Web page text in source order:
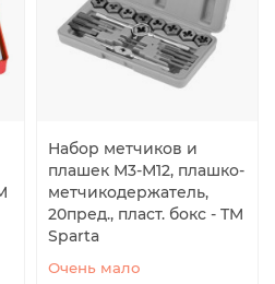
Набор метчиков и
плашек М3-М12, плашко-
метчикодержатель,
20пред., пласт. бокс - TM
Sparta
Очень мало